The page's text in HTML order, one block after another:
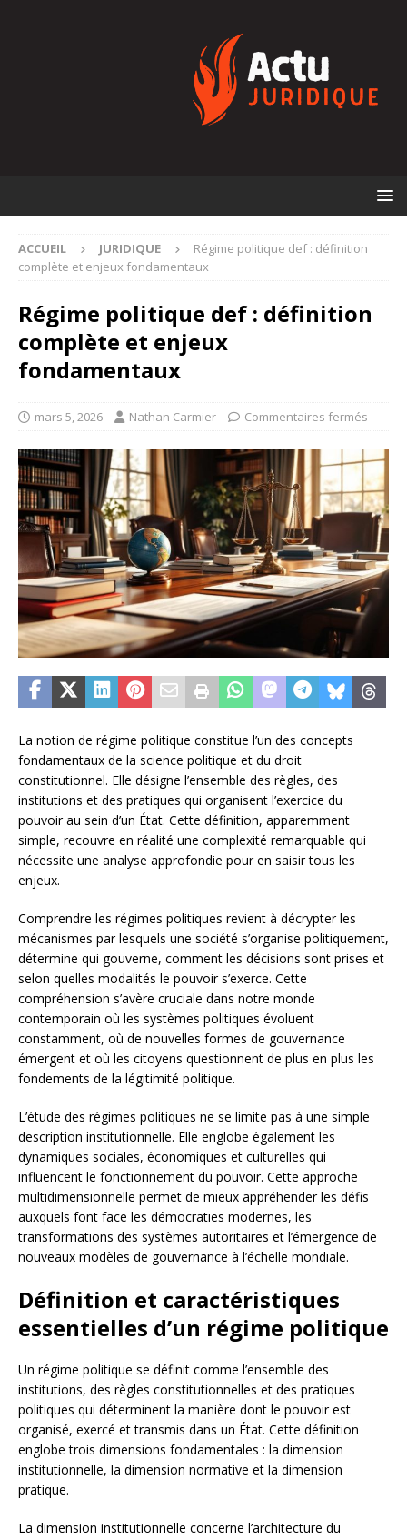
ACCUEIL JURIDIQUE
Régime politique def : définition
complète et enjeux fondamentaux
Régime politique def : définition
complète et enjeux
fondamentaux
mars 5, 2026 Nathan Carmier Commentaires fermés
La notion de régime politique constitue l’un des concepts
fondamentaux de la science politique et du droit
constitutionnel. Elle désigne l’ensemble des règles, des
institutions et des pratiques qui organisent l’exercice du
pouvoir au sein d’un État. Cette définition, apparemment
simple, recouvre en réalité une complexité remarquable qui
nécessite une analyse approfondie pour en saisir tous les
enjeux.
Comprendre les régimes politiques revient à décrypter les
mécanismes par lesquels une société s’organise politiquement,
détermine qui gouverne, comment les décisions sont prises et
selon quelles modalités le pouvoir s’exerce. Cette
compréhension s’avère cruciale dans notre monde
contemporain où les systèmes politiques évoluent
constamment, où de nouvelles formes de gouvernance
émergent et où les citoyens questionnent de plus en plus les
fondements de la légitimité politique.
L’étude des régimes politiques ne se limite pas à une simple
description institutionnelle. Elle englobe également les
dynamiques sociales, économiques et culturelles qui
influencent le fonctionnement du pouvoir. Cette approche
multidimensionnelle permet de mieux appréhender les défis
auxquels font face les démocraties modernes, les
transformations des systèmes autoritaires et l’émergence de
nouveaux modèles de gouvernance à l’échelle mondiale.
Définition et caractéristiques
essentielles d’un régime politique
Un régime politique se définit comme l’ensemble des
institutions, des règles constitutionnelles et des pratiques
politiques qui déterminent la manière dont le pouvoir est
organisé, exercé et transmis dans un État. Cette définition
englobe trois dimensions fondamentales : la dimension
institutionnelle, la dimension normative et la dimension
pratique.
La dimension institutionnelle concerne l’architecture du